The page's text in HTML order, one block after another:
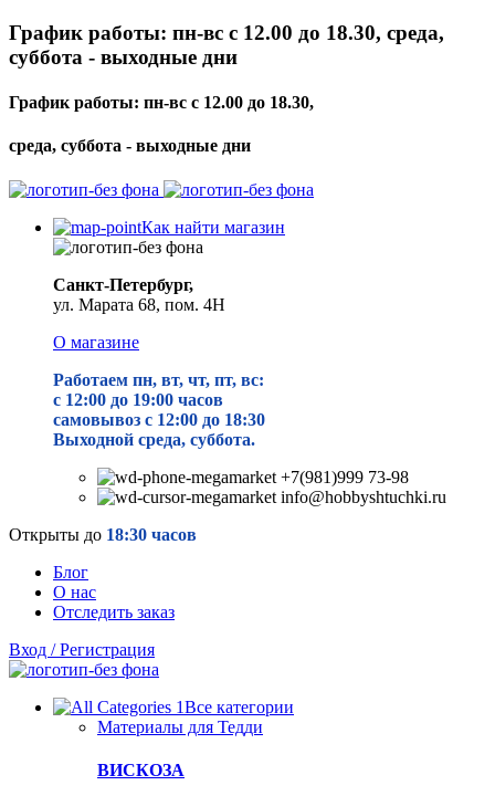
График работы: пн-вс с 12.00 до 18.30, среда,
суббота - выходные дни
График работы: пн-вс с 12.00 до 18.30,
среда, суббота - выходные дни
Как найти магазин
Санкт-Петербург,
ул. Марата 68, пом. 4Н
О магазине
Работаем пн, вт, чт, пт, вс:
с 12:00 до 19:00 часов
самовывоз с 12:00 до 18:30
Выходной среда, суббота.
+7(981)999 73-98
info@hobbyshtuchki.ru
Открыты до 18:30 часов
Блог
О нас
Отследить заказ
Вход / Регистрация
Все категории
Материалы для Тедди
ВИСКОЗА